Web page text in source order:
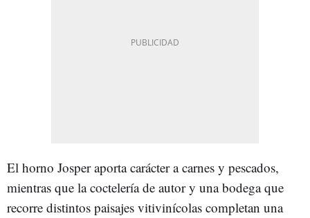
El horno Josper aporta carácter a carnes y pescados,
mientras que la coctelería de autor y una bodega que
recorre distintos paisajes vitivinícolas completan una